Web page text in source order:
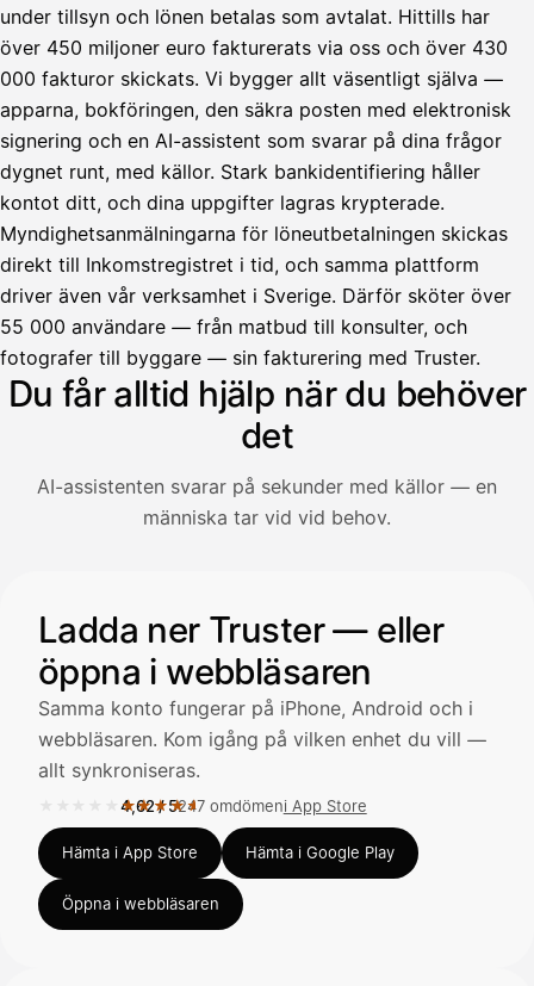
under tillsyn och lönen betalas som avtalat. Hittills har
över 450 miljoner euro fakturerats via oss och över 430
000 fakturor skickats. Vi bygger allt väsentligt själva —
apparna, bokföringen, den säkra posten med elektronisk
signering och en AI-assistent som svarar på dina frågor
dygnet runt, med källor. Stark bankidentifiering håller
kontot ditt, och dina uppgifter lagras krypterade.
Myndighetsanmälningarna för löneutbetalningen skickas
direkt till Inkomstregistret i tid, och samma plattform
driver även vår verksamhet i Sverige. Därför sköter över
55 000 användare — från matbud till konsulter, och
fotografer till byggare — sin fakturering med Truster.
Du får alltid hjälp när du behöver
det
AI-assistenten svarar på sekunder med källor — en
människa tar vid vid behov.
Avustaja
Hei! Miten voin auttaa?
Avaa Kuitit-välilehti ja valitse
LÄHTEET
Kirjoita viesti…
Ladda ner Truster — eller
öppna i webbläsaren
Samma konto fungerar på iPhone, Android och i
webbläsaren. Kom igång på vilken enhet du vill —
allt synkroniseras.
★★★★★
Betyg 4,62 av 5 i App Store, 247 omdömen.
4,62/5247 omdömeni App Store
Hämta i App Store Hämta i Google Play
Öppna i webbläsaren